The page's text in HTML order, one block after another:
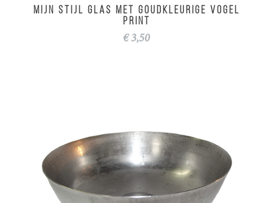
MIJN STIJL glas met goudkleurige vogel
print
€ 3,50